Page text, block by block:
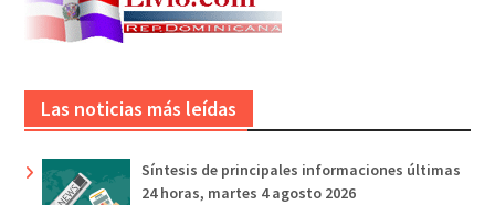
Las noticias más leídas
Síntesis de principales informaciones últimas
24 horas, martes 4 agosto 2026